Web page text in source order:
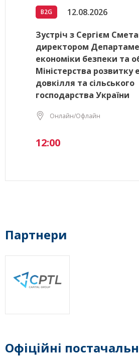
B2G 12.08.2026
Зустріч з Сергієм
директором
економіки безпеки та
Міністерства розвитку
довкілля та сільського
господарства України
Онлайн/Офлайн
12:00
Партнери
Офіційні